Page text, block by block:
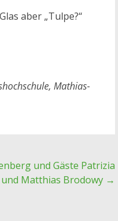
aber „Tulpe?“
Mathias-
und Gäste Patrizia
Matthias Brodowy →